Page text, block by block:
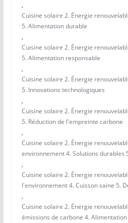
,
Cuisine solaire 2. Énergie
5. Alimentation durable
,
Cuisine solaire 2. Énergie
5. Alimentation responsable
,
Cuisine solaire 2. Énergie
5. Innovations technologiques
,
Cuisine solaire 2. Énergie
5. Réduction de l'empreinte carbone
,
Cuisine solaire 2. Énergie
environnement 4. Solutions durables
,
Cuisine solaire 2. Énergie
l'environnement 4. Cuisson saine 5.
,
Cuisine solaire 2. Énergie
émissions de carbone 4.